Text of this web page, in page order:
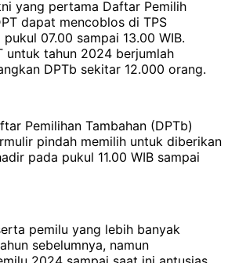
yang pertama Daftar Pemilih
dapat mencoblos di TPS
07.00 sampai 13.00 WIB.
untuk tahun 2024 berjumlah
DPTb sekitar 12.000 orang.
Pemilihan Tambahan (DPTb)
pindah memilih untuk diberikan
pada pukul 11.00 WIB sampai
pemilu yang lebih banyak
sebelumnya, namun